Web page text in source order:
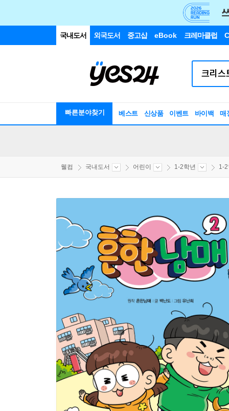
국내도서 외국도서 중고샵 eBook 크레마클럽
빠른분야찾기 베스트 신상품 이벤트 바이백 매
웰컴 국내도서 어린이 1-2학년 1-